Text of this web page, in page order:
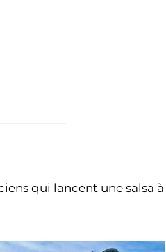
qui lancent une salsa à